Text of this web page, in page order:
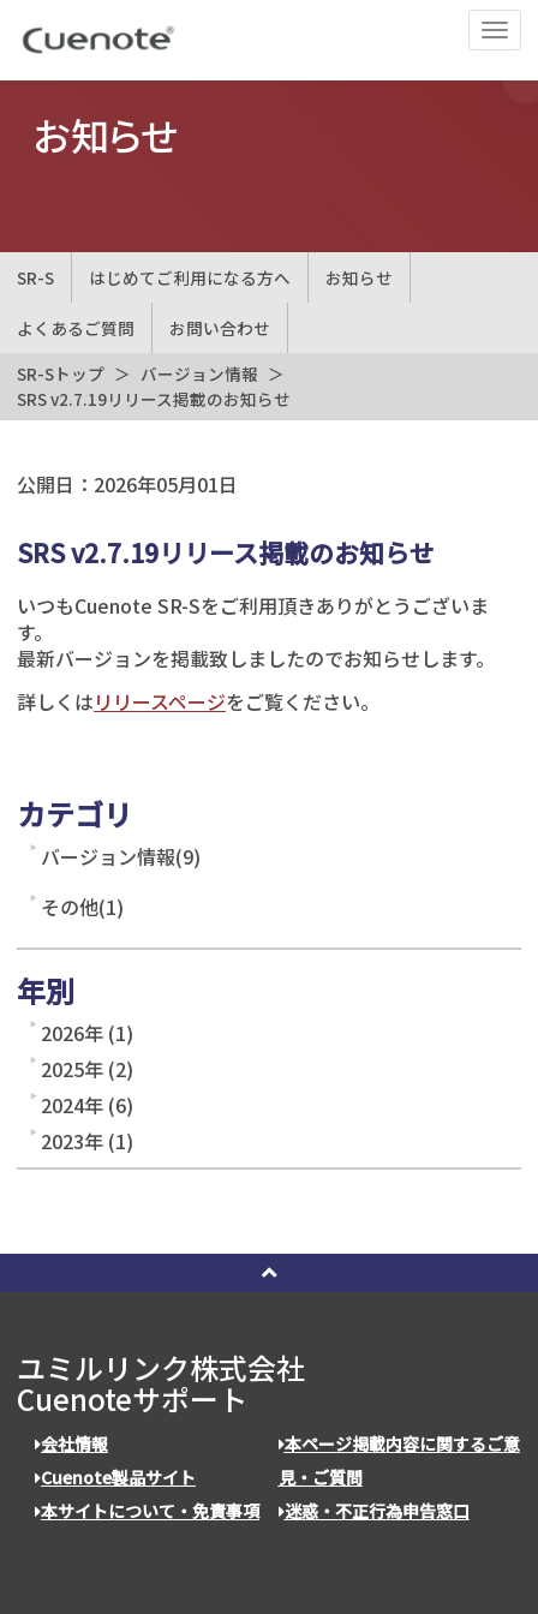
ナ
ビ
ゲ
切
お知らせ
SR-S はじめてご利用になる方へ お知らせ
よくあるご質問
お問い合わせ
SR-Sトップ
バージョン情報
SRS v2.7.19リリース掲載のお知らせ
公開日： 2026年05月01日
SRS v2.7.19リリース掲載のお知らせ
いつもCuenote SR-Sをご利用頂きありがとうございま
す。
最新バージョンを掲載致しましたのでお知らせします。
詳しくはリリースページをご覧ください。
カテゴリ
バージョン情報(9)
その他(1)
年別
2026年 (1)
2025年 (2)
2024年 (6)
2023年 (1)
ユミルリンク株式会社
Cuenoteサポート
会社情報
Cuenote製品サイト
本サイトについて・免責事項
本ページ掲載内容に関するご意
見・ご質問
迷惑・不正行為申告窓口